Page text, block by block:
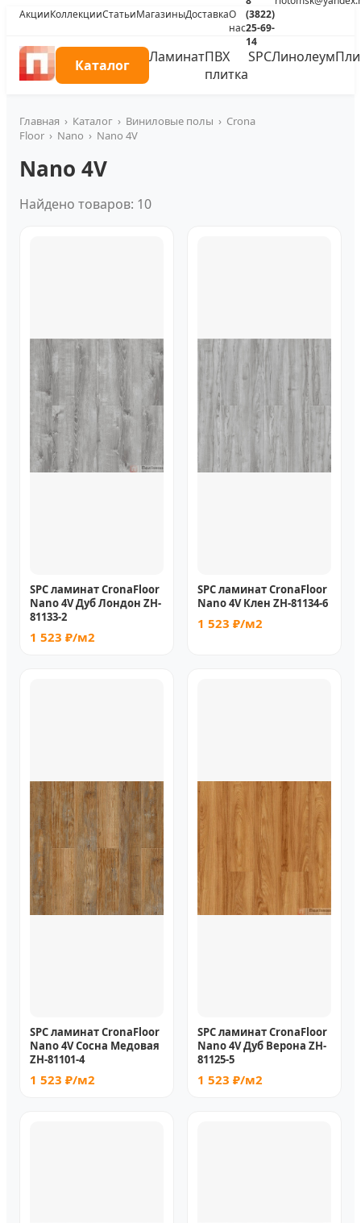
АкцииКоллекцииСтатьиМагазиныДоставкаО
нас
(3822)
25-69-
14
Каталог ЛаминатПВХ
плитка
SPCЛинолеум
Главная › Каталог › Виниловые полы › Crona
Floor › Nano › Nano 4V
Nano 4V
Найдено товаров: 10
SPC ламинат CronaFloor
Nano 4V Дуб Лондон ZH-
81133-2
1 523 ₽/м2
SPC ламинат CronaFloor
Nano 4V Клен ZH-81134-6
1 523 ₽/м2
SPC ламинат CronaFloor
Nano 4V Сосна Медовая
ZH-81101-4
1 523 ₽/м2
SPC ламинат CronaFloor
Nano 4V Дуб Верона ZH-
81125-5
1 523 ₽/м2